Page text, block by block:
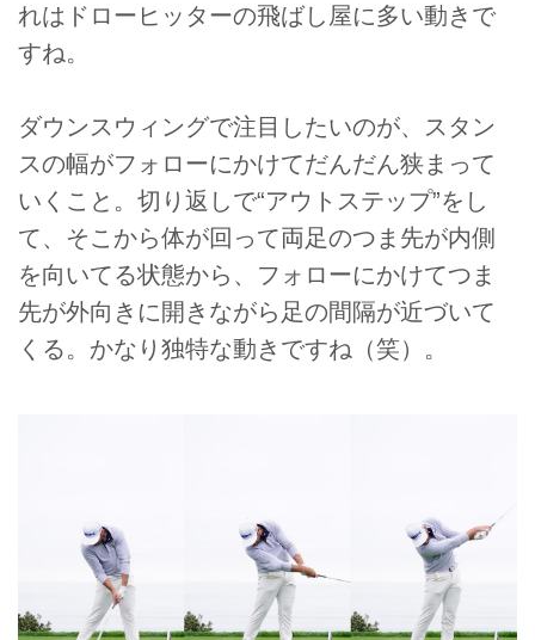
れはドローヒッターの飛ばし屋に多い動きで
すね。
ダウンスウィングで注目したいのが、スタン
スの幅がフォローにかけてだんだん狭まって
いくこと。切り返しで“アウトステップ”をし
て、そこから体が回って両足のつま先が内側
を向いてる状態から、フォローにかけてつま
先が外向きに開きながら足の間隔が近づいて
くる。かなり独特な動きですね（笑）。